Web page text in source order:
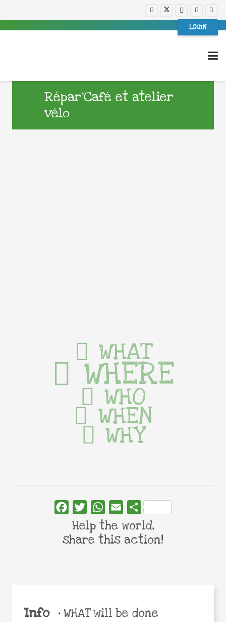
LOGIN
Répar’Café et atelier
vélo
Info •WHAT will be done
WHAT
WHERE
WHO
WHEN
WHY
FacebookTwitterWhatsApp
Email Share
Help the world,
share this action!